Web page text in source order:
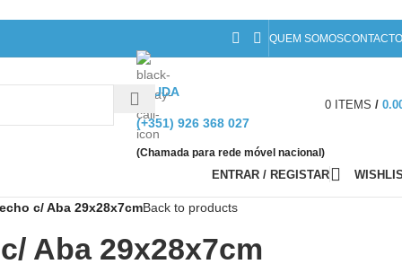
QUEM SOMOS
AJUDA
(+351) 926 368 027
(Chamada para rede móvel nacional)
0 ITEMS /
ENTRAR / REGISTAR
c/ Aba 29x28x7cmBack to products
Aba 29x28x7cm